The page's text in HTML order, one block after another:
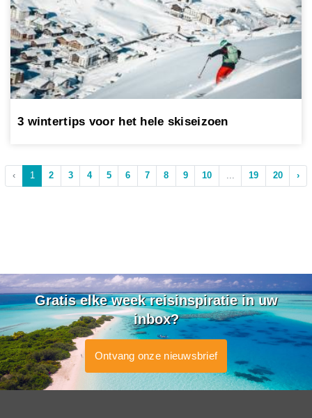
3 wintertips voor het hele skiseizoen
‹ 1 2 3 4 5 6 7 8 9 10 ... 19 20 ›
Gratis elke week reisinspiratie in uw
inbox?
Ontvang onze nieuwsbrief